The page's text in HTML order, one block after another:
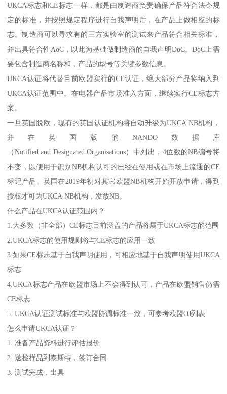
UKCA标志和CE标志一样，都是由制造商负责确保产品符合法令规
定的标准，并按照规定程序进行自我声明后，在产品上做相应的标
志。制造商可以寻求有的三方实验室的测试来产品符合相关标准，
并出具符合性AoC，以此为基础做制造商的自我声明DoC。DoC上需
要包含制造商名称和，产品的型号等关键参数信息。
UKCA认证将代替目前欧盟实行的CE认证，绝大部分产品将纳入到
UKCA认证范围中。在电器产品市场准入方面，继续实行CE标志方
案。
一旦英国脱欧，现有的英国认证机构将自动升级为UKCA NB机构，
并在英国版的NANDO数据库
（Notified and Designated Organisations）中列出，4位数的NB编号将
不变，以便用于识别NB机构认可的已经在使用或在市场上流通的CE
标记产品。英国在2019年初对其它欧盟NB机构开始开放申请，得到
授权才可为UKCA NB机构，发放NB。
什么产品在UKCA认证范围内？
1.大多数（非全部）CE标志目前涵盖的产品将属于UKCA标志的范围
2.UKCA标志的使用规则将与CE标志的应用一致
3.如果CE标志基于自我声明使用，可相应地基于自我声明使用UKCA
标志
4.UKCA标志产品在欧盟市场上不会得到认可，产品在欧盟销售仍需
CE标志
5. UKCA认证测试标准与欧盟协调标准一致，可参考欧盟OJ列表
怎么申请UKCA认证？
1. 准备产品资料进行评估报价
2. 送检样品到泰斯特，签订合同
3. 测试完成，出具